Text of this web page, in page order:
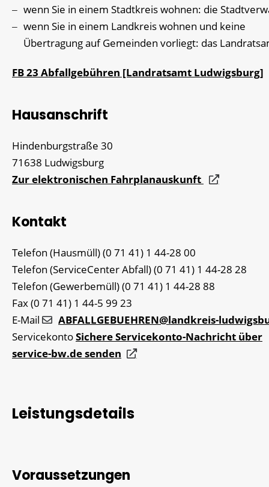
wenn Sie in einem Stadtkreis wohnen: die
wenn Sie in einem Landkreis wohnen und keine
Übertragung auf Gemeinden vorliegt: das
FB 23 Abfallgebühren [Landratsamt Ludwigsburg]
Hausanschrift
Hindenburgstraße 30
71638 Ludwigsburg
Zur elektronischen Fahrplanauskunft
Kontakt
Telefon (Hausmüll)(0 71 41) 1 44-28 00
Telefon (ServiceCenter Abfall)(0 71 41) 1 44-28 28
Telefon (Gewerbemüll)(0 71 41) 1 44-28 88
Fax(0 71 41) 1 44-5 99 23
E-Mail
ABFALLGEBUEHREN@landkreis-
ServicekontoSichere Servicekonto-Nachricht über
service-bw.de senden
Leistungsdetails
Voraussetzungen